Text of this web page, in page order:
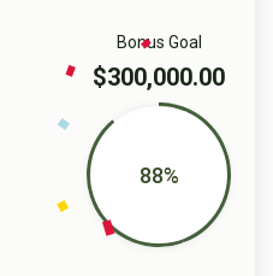
Bonus Goal
$300,000.00
88%